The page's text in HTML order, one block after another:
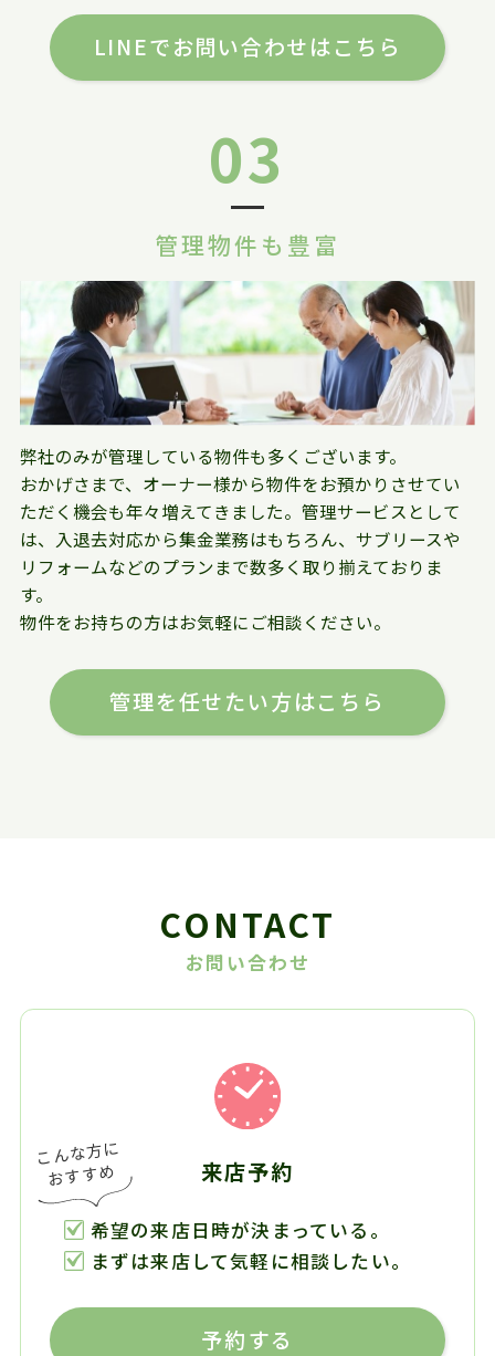
LINEでお問い合わせはこちら
03
管理物件も豊富
弊社のみが管理している物件も多くございます。
おかげさまで、オーナー様から物件をお預かりさせてい
ただく機会も年々増えてきました。管理サービスとして
は、入退去対応から集金業務はもちろん、サブリースや
リフォームなどのプランまで数多く取り揃えておりま
す。
物件をお持ちの方はお気軽にご相談ください。
管理を任せたい方はこちら
CONTACT
お問い合わせ
来店予約
希望の来店日時が決まっている。
まずは来店して気軽に相談したい。
予約する